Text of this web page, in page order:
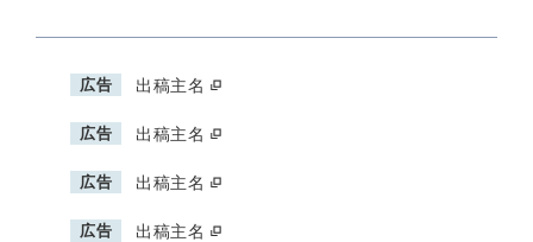
広告 出稿主名
広告 出稿主名
広告 出稿主名
広告 出稿主名